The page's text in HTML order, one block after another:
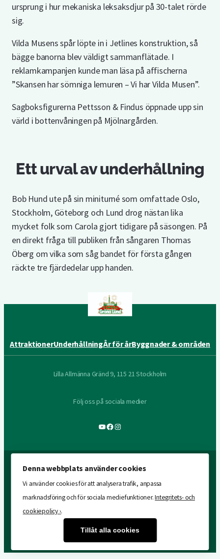
ursprung i hur mekaniska leksaksdjur på 30-talet rörde
sig.
Vilda Musens spår löpte in i Jetlines konstruktion, så
bägge banorna blev väldigt sammanflätade. I
reklamkampanjen kunde man läsa på affischerna
”Skansen har sömniga lemuren – Vi har Vilda Musen”.
Sagboksfigurerna Pettsson & Findus öppnade upp sin
värld i bottenvåningen på Mjölnargården.
Ett urval av underhållning
Bob Hund ute på sin miniturné som omfattade Oslo,
Stockholm, Göteborg och Lund drog nästan lika
mycket folk som Carola gjort tidigare på säsongen. På
en direkt fråga till publiken från sångaren Thomas
Öberg om vilka som såg bandet för första gången
räckte tre fjärdedelar upp handen.
AttraktionerUnderhållningÅr för årByggnader & områden
Lilla Allmänna Gränd 9, 115 21 Stockholm
Följ oss på sociala medier
YouTube
Facebook
Instagram
Denna webbplats använder cookies
Vi använder cookies för att analysera trafik, anpassa
marknadsföring och för sociala mediefunktioner.Integritets- och
cookiepolicy ›.
Tillåt alla cookies